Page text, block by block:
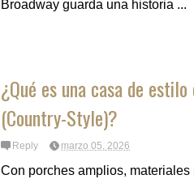
Broadway guarda una historia ...
¿Qué es una casa de
(Country-Style)?
Reply marzo 05, 2026
Con porches amplios,